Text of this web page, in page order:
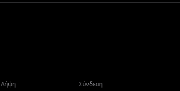
Λήψη Σύνδεση